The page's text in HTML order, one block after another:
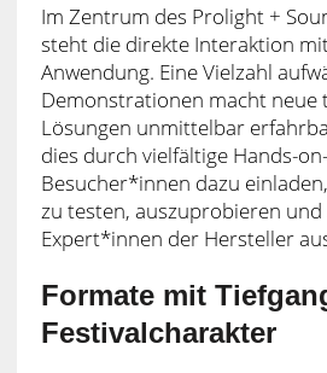
Im Zentrum des Prolight +
steht die direkte Interaktion
Anwendung. Eine Vielzahl
Demonstrationen macht neue
Lösungen unmittelbar
dies durch vielfältige Hands-
Besucher*innen dazu
zu testen, auszuprobieren
Expert*innen der Hersteller
Formate mit
Festivalcharakter